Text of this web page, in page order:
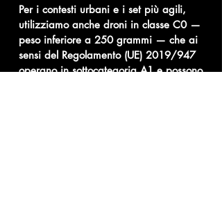
Per i contesti urbani e i set più agili,
utilizziamo anche droni in classe C0 —
peso inferiore a 250 grammi — che ai
sensi del Regolamento (UE) 2019/947
operano in sottocategoria A1 e possono